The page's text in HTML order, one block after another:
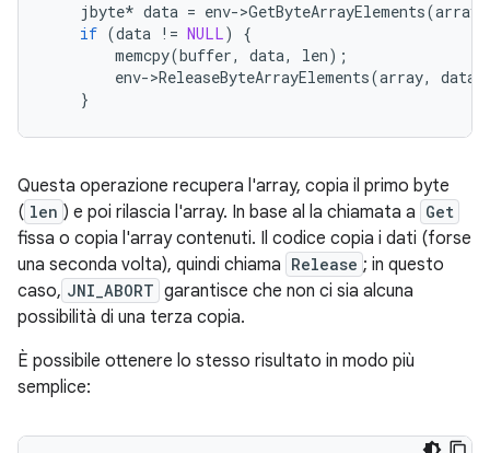
jbyte* data = env->GetByteArrayElements(array
if (data != NULL)
{
memcpy(buffer, data, len);
env->ReleaseByteArrayElements(array, data
}
Questa operazione recupera l'array, copia il primo byte
( len ) e poi rilascia l'array. In base al la chiamata a Get
fissa o copia l'array contenuti. Il codice copia i dati (forse
una seconda volta), quindi chiama Release ; in questo
caso, JNI_ABORT garantisce che non ci sia alcuna
possibilità di una terza copia.
È possibile ottenere lo stesso risultato in modo più
semplice: